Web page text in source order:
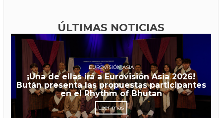
ÚLTIMAS NOTICIAS
EUROVISIÓN ASIA
¡Una de ellas irá a Eurovisión Asia 2026!
Bután presenta las propuestas participantes
en el Rhythm of Bhutan
Leer más